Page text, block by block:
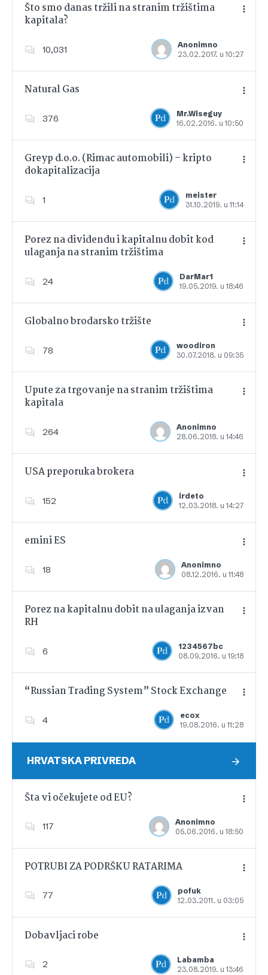
Što smo danas tržili na stranim tržištima
kapitala?
10,031
Anonimno
23.02.2017. u 10:27
Dodajte u favorite
Natural Gas
376
Mr.Wiseguy
16.02.2016. u 10:50
Dodajte u favorite
Greyp d.o.o. (Rimac automobili) – kripto
dokapitalizacija
1
meister
31.10.2019. u 11:14
Dodajte u favorite
Porez na dividendu i kapitalnu dobit kod
ulaganja na stranim tržištima
24
DarMar1
19.05.2019. u 18:46
Dodajte u favorite
Globalno brodarsko tržište
78
woodiron
30.07.2018. u 09:35
Dodajte u favorite
Upute za trgovanje na stranim tržištima
kapitala
264
Anonimno
28.06.2018. u 14:46
Dodajte u favorite
USA preporuka brokera
152
irdeto
12.03.2018. u 14:27
Dodajte u favorite
emini ES
18
Anonimno
08.12.2016. u 11:48
Dodajte u favorite
Porez na kapitalnu dobit na ulaganja izvan
RH
6
1234567bc
08.09.2016. u 19:18
Dodajte u favorite
“Russian Trading System” Stock Exchange
4
ecox
19.08.2016. u 11:28
Dodajte u favorite
HRVATSKA PRIVREDA
Šta vi očekujete od EU?
117
Anonimno
05.06.2016. u 18:50
Dodajte u favorite
POTRUBI ZA PODRŠKU RATARIMA
77
pofuk
12.03.2011. u 03:05
Dodajte u favorite
Dobavljaci robe
2
Labamba
23.08.2019. u 13:46
Dodajte u favorite